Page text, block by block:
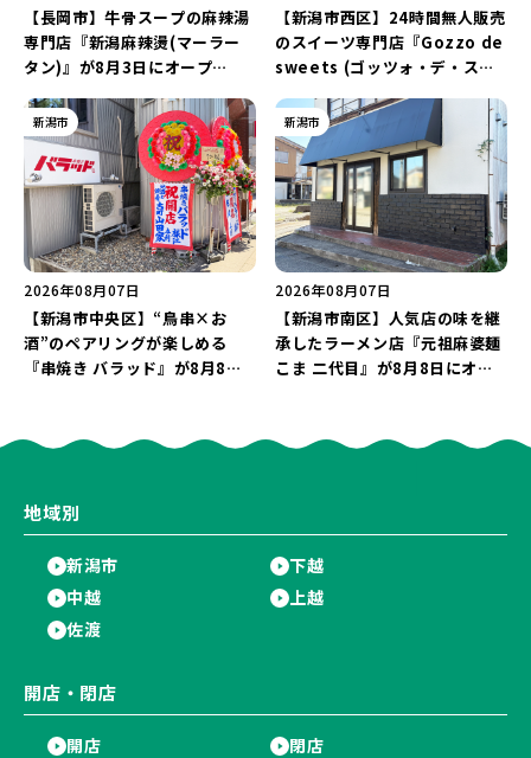
【長岡市】牛骨スープの麻辣湯
専門店『新潟麻辣燙(マーラー
タン)』が8月3日にオープ
キャンペーンを実施中♪
【新潟市西区】24時間無人販売
のスイーツ専門店『Gozzo de
sweets (ゴッツォ・デ・スイ
店…。一部商品は姉妹店で販売
継続！
新潟市
2026年08月07日
【新潟市中央区】“鳥串×お
酒”のペアリングが楽しめる
『串焼き バラッド』が8月8日
新潟市
2026年08月07日
【新潟市南区】人気店の味を継
承したラーメン店『元祖麻婆麺
こま 二代目』が8月8日にオー
地域別
新潟市
下越
中越
上越
佐渡
開店・閉店
開店 閉店